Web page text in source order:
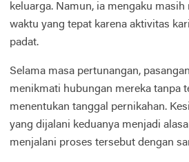
keluarga. Namun, ia mengaku
waktu yang tepat karena aktivitas
padat.
Selama masa pertunangan,
menikmati hubungan mereka tanpa
menentukan tanggal pernikahan.
yang dijalani keduanya menjadi
menjalani proses tersebut dengan